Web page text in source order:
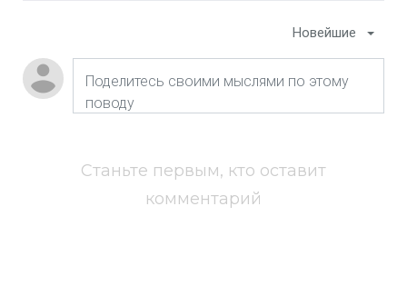
Новейшие
Станьте первым, кто оставит
комментарий